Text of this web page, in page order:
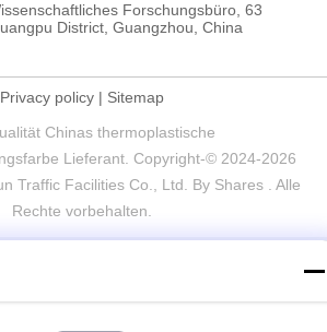
Forschungsbüro, 63
District, Guangzhou, China
Privacy policy | Sitemap
Chinas thermoplastische
Lieferant. Copyright-© 2024-2026
Traffic Facilities Co., Ltd. By Shares . Alle
Rechte vorbehalten.